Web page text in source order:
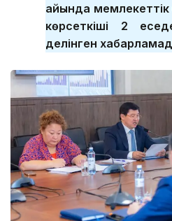
айында мемлекеттік
көрсеткіші 2
делінген